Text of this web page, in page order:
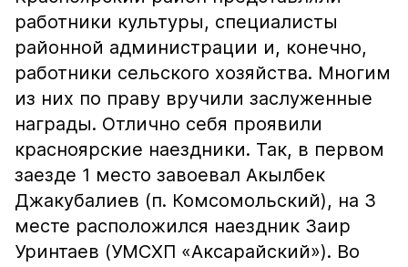
работники культуры, специалисты
районной администрации и, конечно,
работники сельского хозяйства. Многим
из них по праву вручили заслуженные
награды. Отлично себя проявили
красноярские наездники. Так, в первом
заезде 1 место завоевал Акылбек
Джакубалиев (п. Комсомольский), на 3
месте расположился наездник Заир
Уринтаев (УМСХП «Аксарайский»). Во